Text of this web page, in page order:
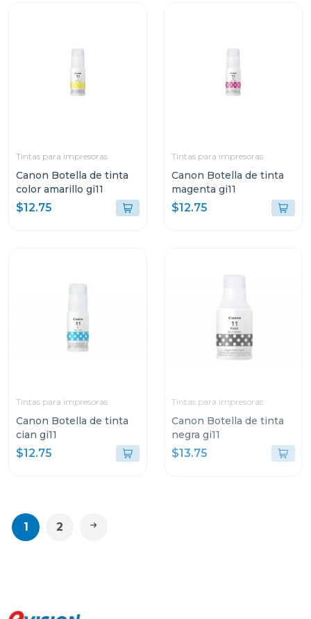
Tintas para impresoras
Canon Botella de tinta
color amarillo gi11
$12.75
Tintas para impresoras
Canon Botella de tinta
magenta gi11
$12.75
Tintas para impresoras
Canon Botella de tinta
cian gi11
$12.75
Tintas para impresoras
Canon Botella de tinta
negra gi11
$13.75
1 2